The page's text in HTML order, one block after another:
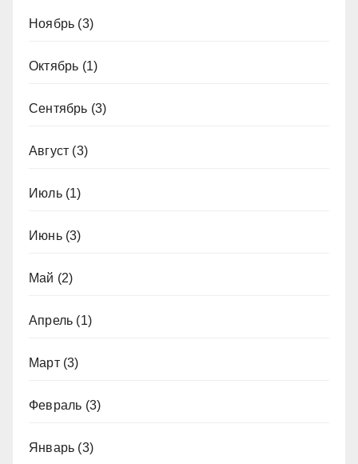
Ноябрь (3)
Октябрь (1)
Сентябрь (3)
Август (3)
Июль(1)
Июнь(3)
Май (2)
Апрель (1)
Март(3)
Февраль (3)
Январь (3)